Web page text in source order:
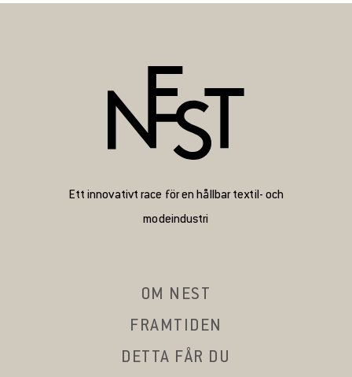
Ett innovativt race för en hållbar textil- och
modeindustri
OM NEST
FRAMTIDEN
DETTA FÅR DU